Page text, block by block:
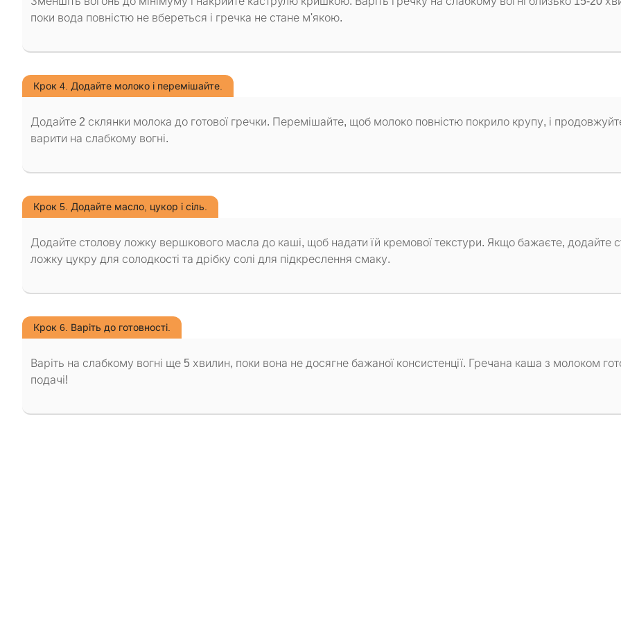
поки вода повністю не вбереться і гречка не стане м'якою.
Крок 4. Додайте молоко і перемішайте.
Додайте 2 склянки молока до готової гречки. Перемішайте, щоб молоко повністю покрило крупу, і
варити на слабкому вогні.
Крок 5. Додайте масло, цукор і сіль.
Додайте столову ложку вершкового масла до каші, щоб надати їй кремової текстури. Якщо бажаєте, додайте
ложку цукру для солодкості та дрібку солі для підкреслення смаку.
Крок 6. Варіть до готовності.
Варіть на слабкому вогні ще 5 хвилин, поки вона не досягне бажаної консистенції. Гречана каша з молоком
подачі!